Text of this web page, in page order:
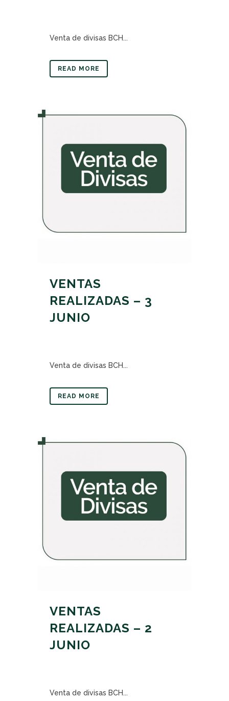
Venta de divisas BCH...
READ MORE
VENTAS
REALIZADAS – 3
JUNIO
Venta de divisas BCH...
READ MORE
VENTAS
REALIZADAS – 2
JUNIO
Venta de divisas BCH...